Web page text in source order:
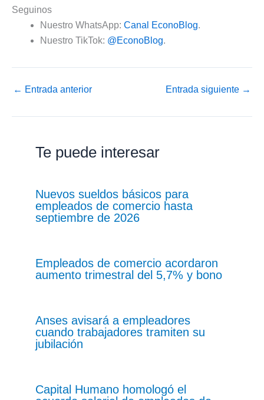
Seguinos
Nuestro WhatsApp: Canal EconoBlog.
Nuestro TikTok: @EconoBlog.
← Entrada anterior Entrada siguiente →
Te puede interesar
Nuevos sueldos básicos para
empleados de comercio hasta
septiembre de 2026
Empleados de comercio acordaron
aumento trimestral del 5,7% y bono
Anses avisará a empleadores
cuando trabajadores tramiten su
jubilación
Capital Humano homologó el